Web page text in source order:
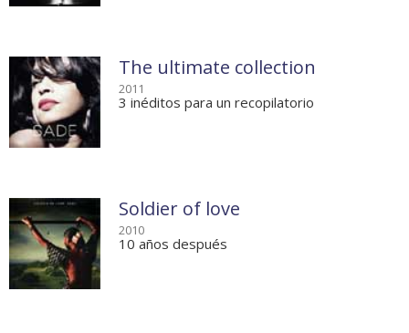
The ultimate collection
2011
3 inéditos para un recopilatorio
Soldier of love
2010
10 años después